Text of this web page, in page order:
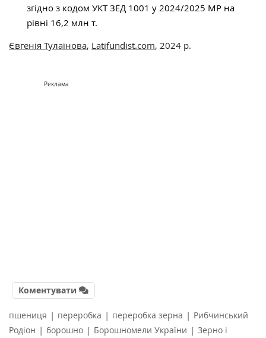
згідно з кодом УКТ ЗЕД 1001 у 2024/2025 МР на
рівні 16,2 млн т.
Євгенія Тулаїнова, Latifundist.com, 2024 р.
Реклама
Коментувати
пшениця | переробка | переробка зерна | Рибчинський
Родіон | борошно | Борошномели України | Зерно і